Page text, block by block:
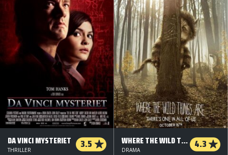
DA VINCI MYSTERIET 3.5
THRILLER
WHERE THE WILD THINGS ARE 4.3
DRAMA